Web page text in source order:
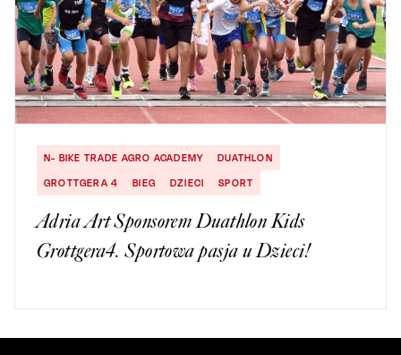
N- BIKE TRADE AGRO ACADEMY
DUATHLON
GROTTGERA 4
BIEG DZIECI SPORT
Adria Art Sponsorem Duathlon Kids
Grottgera4. Sportowa pasja u Dzieci!